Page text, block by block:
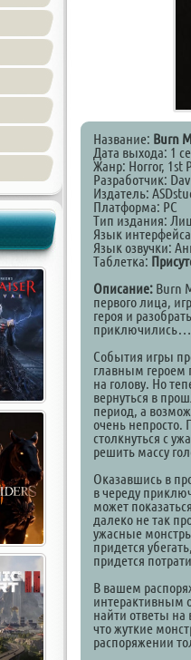
Название: Burn
Дата выхода: 1
Жанр: Horror, 1st
Разработчик:
Издатель:
Платформа: PC
Тип издания:
Язык
Язык озвучки:
Таблетка:
Описание: Burn
первого лица,
героя и
приключились…
События игры
главным героем
на голову. Но
вернуться в
период, а
очень непросто.
столкнуться с
решить массу
Оказавшись в
в череду
может
далеко не так
ужасные
придется
придется
В вашем
интерактивным
найти ответы на
что жуткие
распоряжении